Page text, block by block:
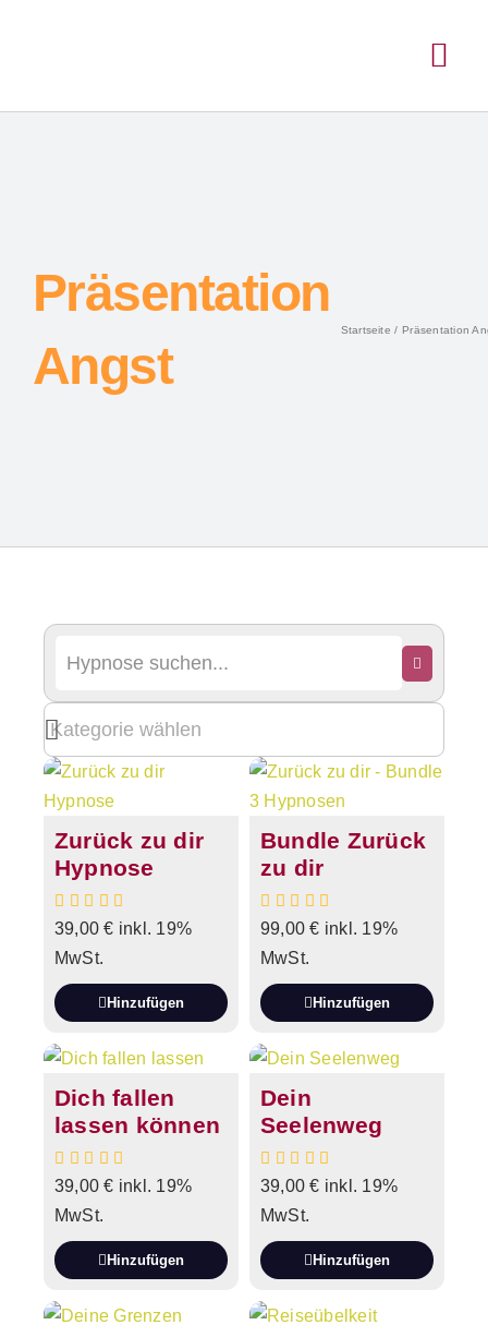
Präsentation
Angst
Startseite Präsentation
Zurück zu dir
Hypnose
39,00€ inkl. 19%
MwSt.
Hinzufügen
Bundle Zurück
zu dir
99,00€ inkl. 19%
MwSt.
Hinzufügen
Dich fallen
lassen können
39,00€ inkl. 19%
MwSt.
Hinzufügen
Dein
Seelenweg
39,00€ inkl. 19%
MwSt.
Hinzufügen